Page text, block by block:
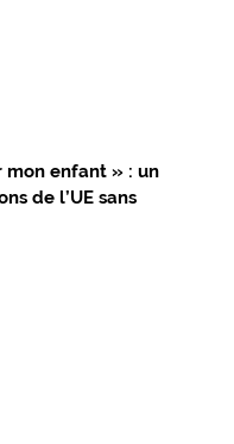
mon enfant » : un
de l’UE sans